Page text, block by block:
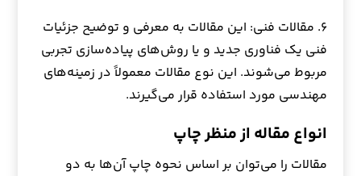
۶. مقالات فنی: این مقالات به معرفی و توضیح جزئیات
فنی یک فناوری جدید و یا روش‌های پیاده‌سازی تجربی
مربوط می‌شوند. این نوع مقالات معمولاً در زمینه‌های
مهندسی مورد استفاده قرار می‌گیرند.
انواع مقاله از منظر چاپ
مقالات را می‌توان بر اساس نحوه چاپ آن‌ها به دو